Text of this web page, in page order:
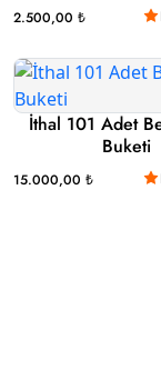
2.500,00 ₺
İthal 101 Adet
Buketi
15.000,00 ₺